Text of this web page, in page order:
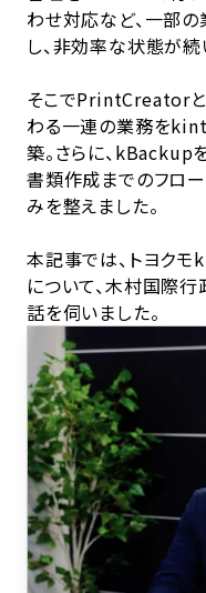
わせ対応など、一部
し、非効率な状態が続
そこでPrintCreator
わる一連の業務を
築。さらに、kBackup
書類作成までのフロ
みを整えました。
本記事では、トヨク
について、木村国際
話を伺いました。